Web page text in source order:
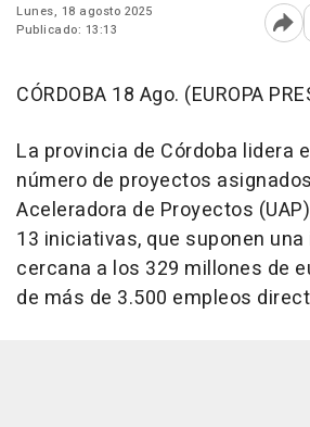
Lunes, 18 agosto 2025
Publicado: 13:13
CÓRDOBA 18 Ago. (EUROPA
La provincia de Córdoba lidera
número de proyectos
Aceleradora de Proyectos
13 iniciativas, que suponen
cercana a los 329 millones de
de más de 3.500 empleos